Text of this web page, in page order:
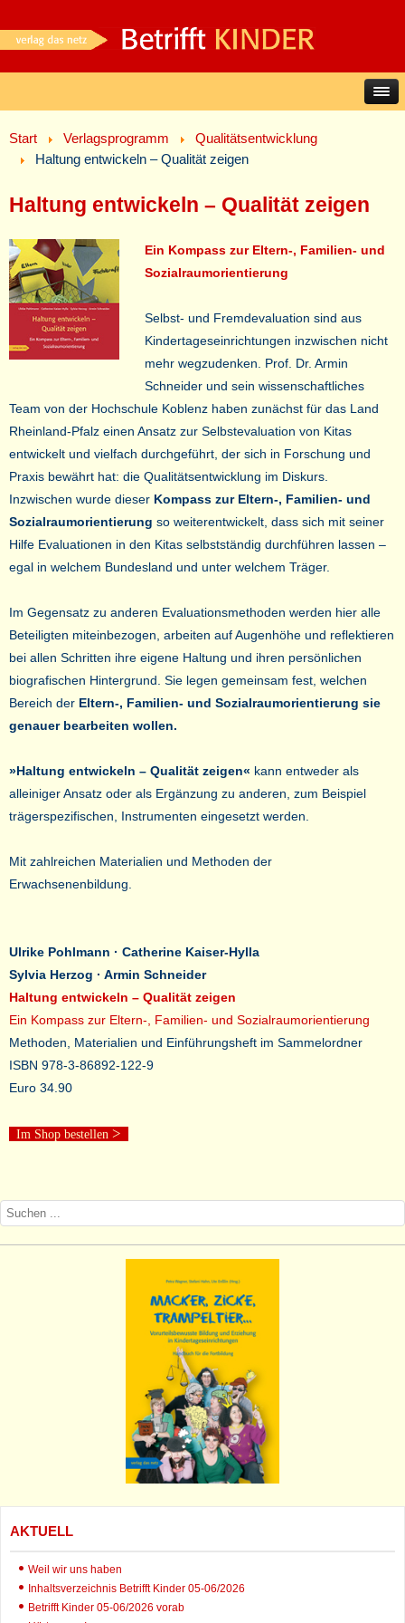
Start Verlagsprogramm
Qualitätsentwicklung
Haltung entwickeln – Qualität zeigen
Haltung entwickeln – Qualität zeigen
Ein Kompass zur Eltern-, Familien- und
Sozialraumorientierung
Selbst- und Fremdevaluation sind aus
Kindertageseinrichtungen inzwischen nicht
mehr wegzudenken. Prof. Dr. Armin
Schneider und sein wissenschaftliches
Team von der Hochschule Koblenz haben zunächst für das Land
Rheinland-Pfalz einen Ansatz zur Selbstevaluation von Kitas
entwickelt und vielfach durchgeführt, der sich in Forschung und
Praxis bewährt hat: die Qualitätsentwicklung im Diskurs.
Inzwischen wurde dieser Kompass zur Eltern-, Familien- und
Sozialraumorientierung so weiterentwickelt, dass sich mit seiner
Hilfe Evaluationen in den Kitas selbstständig durchführen lassen –
egal in welchem Bundesland und unter welchem Träger.
Im Gegensatz zu anderen Evaluationsmethoden werden hier alle
Beteiligten miteinbezogen, arbeiten auf Augenhöhe und reflektieren
bei allen Schritten ihre eigene Haltung und ihren persönlichen
biografischen Hintergrund. Sie legen gemeinsam fest, welchen
Bereich der Eltern-, Familien- und Sozialraumorientierung sie
genauer bearbeiten wollen.
»Haltung entwickeln – Qualität zeigen« kann entweder als
alleiniger Ansatz oder als Ergänzung zu anderen, zum Beispiel
trägerspezifischen, Instrumenten eingesetzt werden.
Mit zahlreichen Materialien und Methoden der
Erwachsenenbildung.
Ulrike Pohlmann · Catherine Kaiser-Hylla
Sylvia Herzog · Armin Schneider
Haltung entwickeln – Qualität zeigen
Ein Kompass zur Eltern-, Familien- und Sozialraumorientierung
Methoden, Materialien und Einführungsheft im Sammelordner
ISBN 978-3-86892-122-9
Euro 34.90
Im Shop bestellen >
AKTUELL
Weil wir uns haben
Inhaltsverzeichnis Betrifft Kinder 05-06/2026
Betrifft Kinder 05-06/2026 vorab